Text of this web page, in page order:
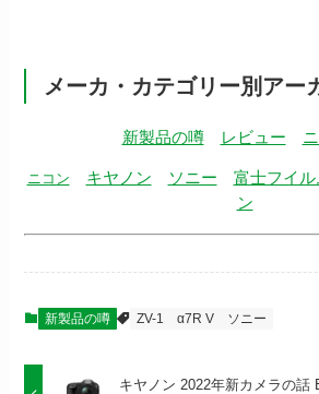
メーカ・カテゴリー別アー
新製品の噂 レビュー
ニコン キヤノン ソニー 富士フイル
ン
新製品の噂 ZV-1 α7R V ソニー
キヤノン 2022年新カメラの話